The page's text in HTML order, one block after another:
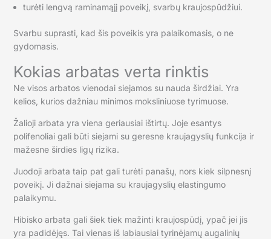
turėti lengvą raminamąjį poveikį, svarbų kraujospūdžiui.
Svarbu suprasti, kad šis poveikis yra palaikomasis, o ne
gydomasis.
Kokias arbatas verta rinktis
Ne visos arbatos vienodai siejamos su nauda širdžiai. Yra
kelios, kurios dažniau minimos moksliniuose tyrimuose.
Žalioji arbata yra viena geriausiai ištirtų. Joje esantys
polifenoliai gali būti siejami su geresne kraujagyslių funkcija ir
mažesne širdies ligų rizika.
Juodoji arbata taip pat gali turėti panašų, nors kiek silpnesnį
poveikį. Ji dažnai siejama su kraujagyslių elastingumo
palaikymu.
Hibisko arbata gali šiek tiek mažinti kraujospūdį, ypač jei jis
yra padidėjęs. Tai vienas iš labiausiai tyrinėjamų augalinių